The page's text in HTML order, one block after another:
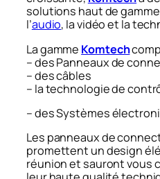
solutions haut de
l’audio, la vidéo et la
La gamme Komtech
– des Panneaux de
– des câbles
– la technologie de
– des Systèmes
Les panneaux de
promettent un design
réunion et sauront vous